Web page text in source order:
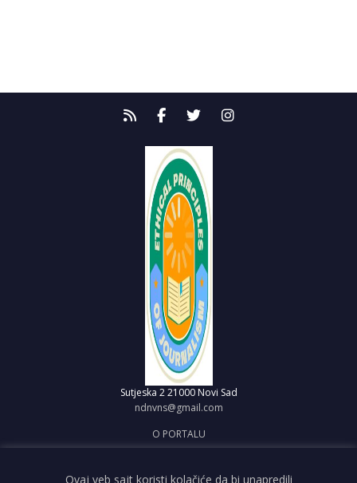
Sutjeska 2 21000 Novi Sad
ndnvns@gmail.com
O PORTALU
OBJAVI VEST
Ovaj veb sajt koristi kolačiće da bi unapredili